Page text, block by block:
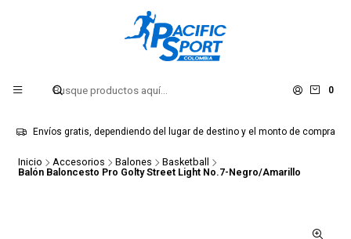
0
Envíos gratis, dependiendo del lugar de destino y el monto de compra
Inicio Accesorios Balones
Basketball
Balón Baloncesto Pro Golty Street Light No.7-Negro/Amarillo